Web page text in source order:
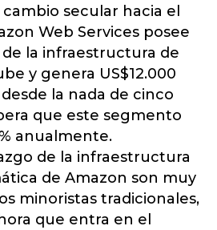
secular hacia el
Web Services posee
la infraestructura de
y genera US$12.000
la nada de cinco
que este segmento
anualmente.
de la infraestructura
de Amazon son muy
minoristas tradicionales,
que entra en el